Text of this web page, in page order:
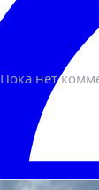
Пока нет